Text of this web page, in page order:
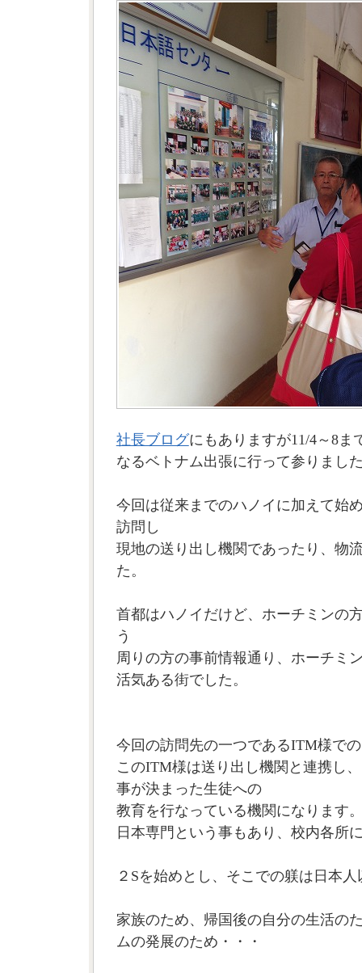
社長ブログにもありますが11/4～8ま
なるベトナム出張に行って参りまし
今回は従来までのハノイに加えて始
訪問し
現地の送り出し機関であったり、物
た。
首都はハノイだけど、ホーチミンの
う
周りの方の事前情報通り、ホーチミ
活気ある街でした。
今回の訪問先の一つであるITM様で
このITM様は送り出し機関と連携し
事が決まった生徒への
教育を行なっている機関になります
日本専門という事もあり、校内各所
２Sを始めとし、そこでの躾は日本
家族のため、帰国後の自分の生活の
ムの発展のため・・・